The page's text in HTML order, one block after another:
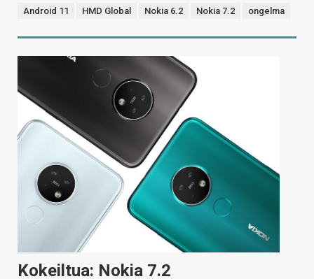
Android 11 HMD Global Nokia 6.2 Nokia 7.2 ongelma
Kokeiltua: Nokia 7.2